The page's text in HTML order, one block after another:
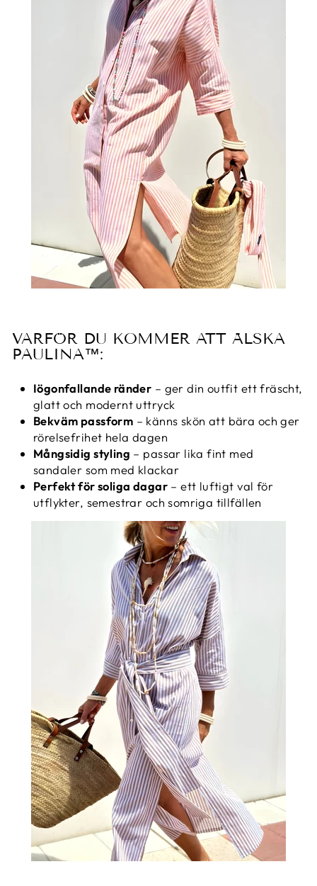
VARFÖR DU KOMMER ATT ÄLSKA
PAULINA™:
Iögonfallande ränder – ger din outfit ett fräscht,
glatt och modernt uttryck
Bekväm passform – känns skön att bära och ger
rörelsefrihet hela dagen
Mångsidig styling – passar lika fint med
sandaler som med klackar
Perfekt för soliga dagar– ett luftigt val för
utflykter, semestrar och somriga tillfällen